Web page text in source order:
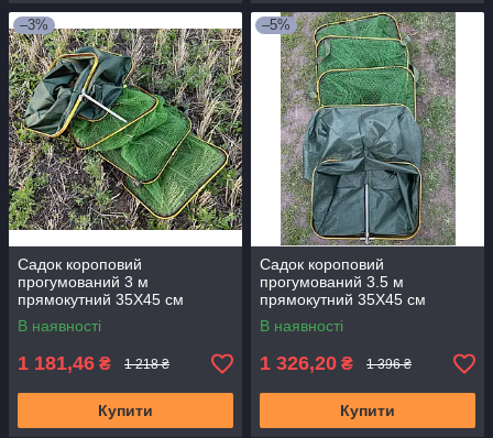
–3%
Садок короповий
прогумований 3 м
прямокутний 35Х45 см
прямокутний
В наявності
1 181,46 ₴ 1 218 ₴
Купити
–5%
Садок короповий
прогумований 3.5 м
прямокутний 35Х45 см
прямокутний
В наявності
1 326,20 ₴ 1 396 ₴
Купити